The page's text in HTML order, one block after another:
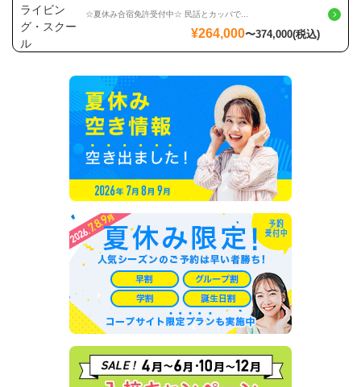
☆夏休み合宿免許受付中☆ 民話とカッパで...
¥264,000〜374,000(税込)